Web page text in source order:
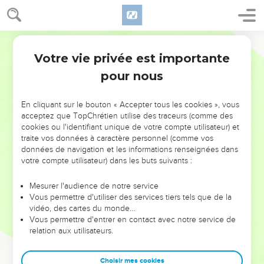
NE MANQUEZ PAS L’ÉVÉNEMENT
DE L’ANNÉE !
ET SI LEURS ERREURS POUVAIENT VOUS ÉVITER LES
VOTRES ?
leur foi ou leur vision. Mais on voit moins les doutes, les erreurs
et les saisons difficiles qu'ils ont traversés, alors même que ce
sont elles qui les ont façonnés.
Dans cette conférence, leaders, entrepreneurs, et responsables
clés pour avancer avec plus de sagesse afin que leurs erreurs
Votre vie privée est importante
pour nous
En cliquant sur le bouton « Accepter tous les cookies », vous
acceptez que TopChrétien utilise des traceurs (comme des
cookies ou l'identifiant unique de votre compte utilisateur) et
traite vos données à caractère personnel (comme vos
données de navigation et les informations renseignées dans
votre compte utilisateur) dans les buts suivants :
Mesurer l'audience de notre service
Vous permettre d'utiliser des services tiers tels que de la
vidéo, des cartes du monde…
Vous permettre d'entrer en contact avec notre service de
relation aux utilisateurs.
Choisir mes cookies